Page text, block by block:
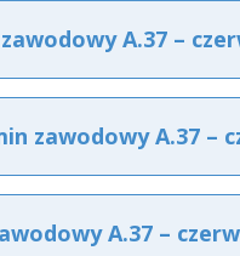
A.37 –
zawodowy A.37 –
A.37 –